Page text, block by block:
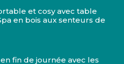
et cosy avec table
en bois aux senteurs de
fin de journée avec les